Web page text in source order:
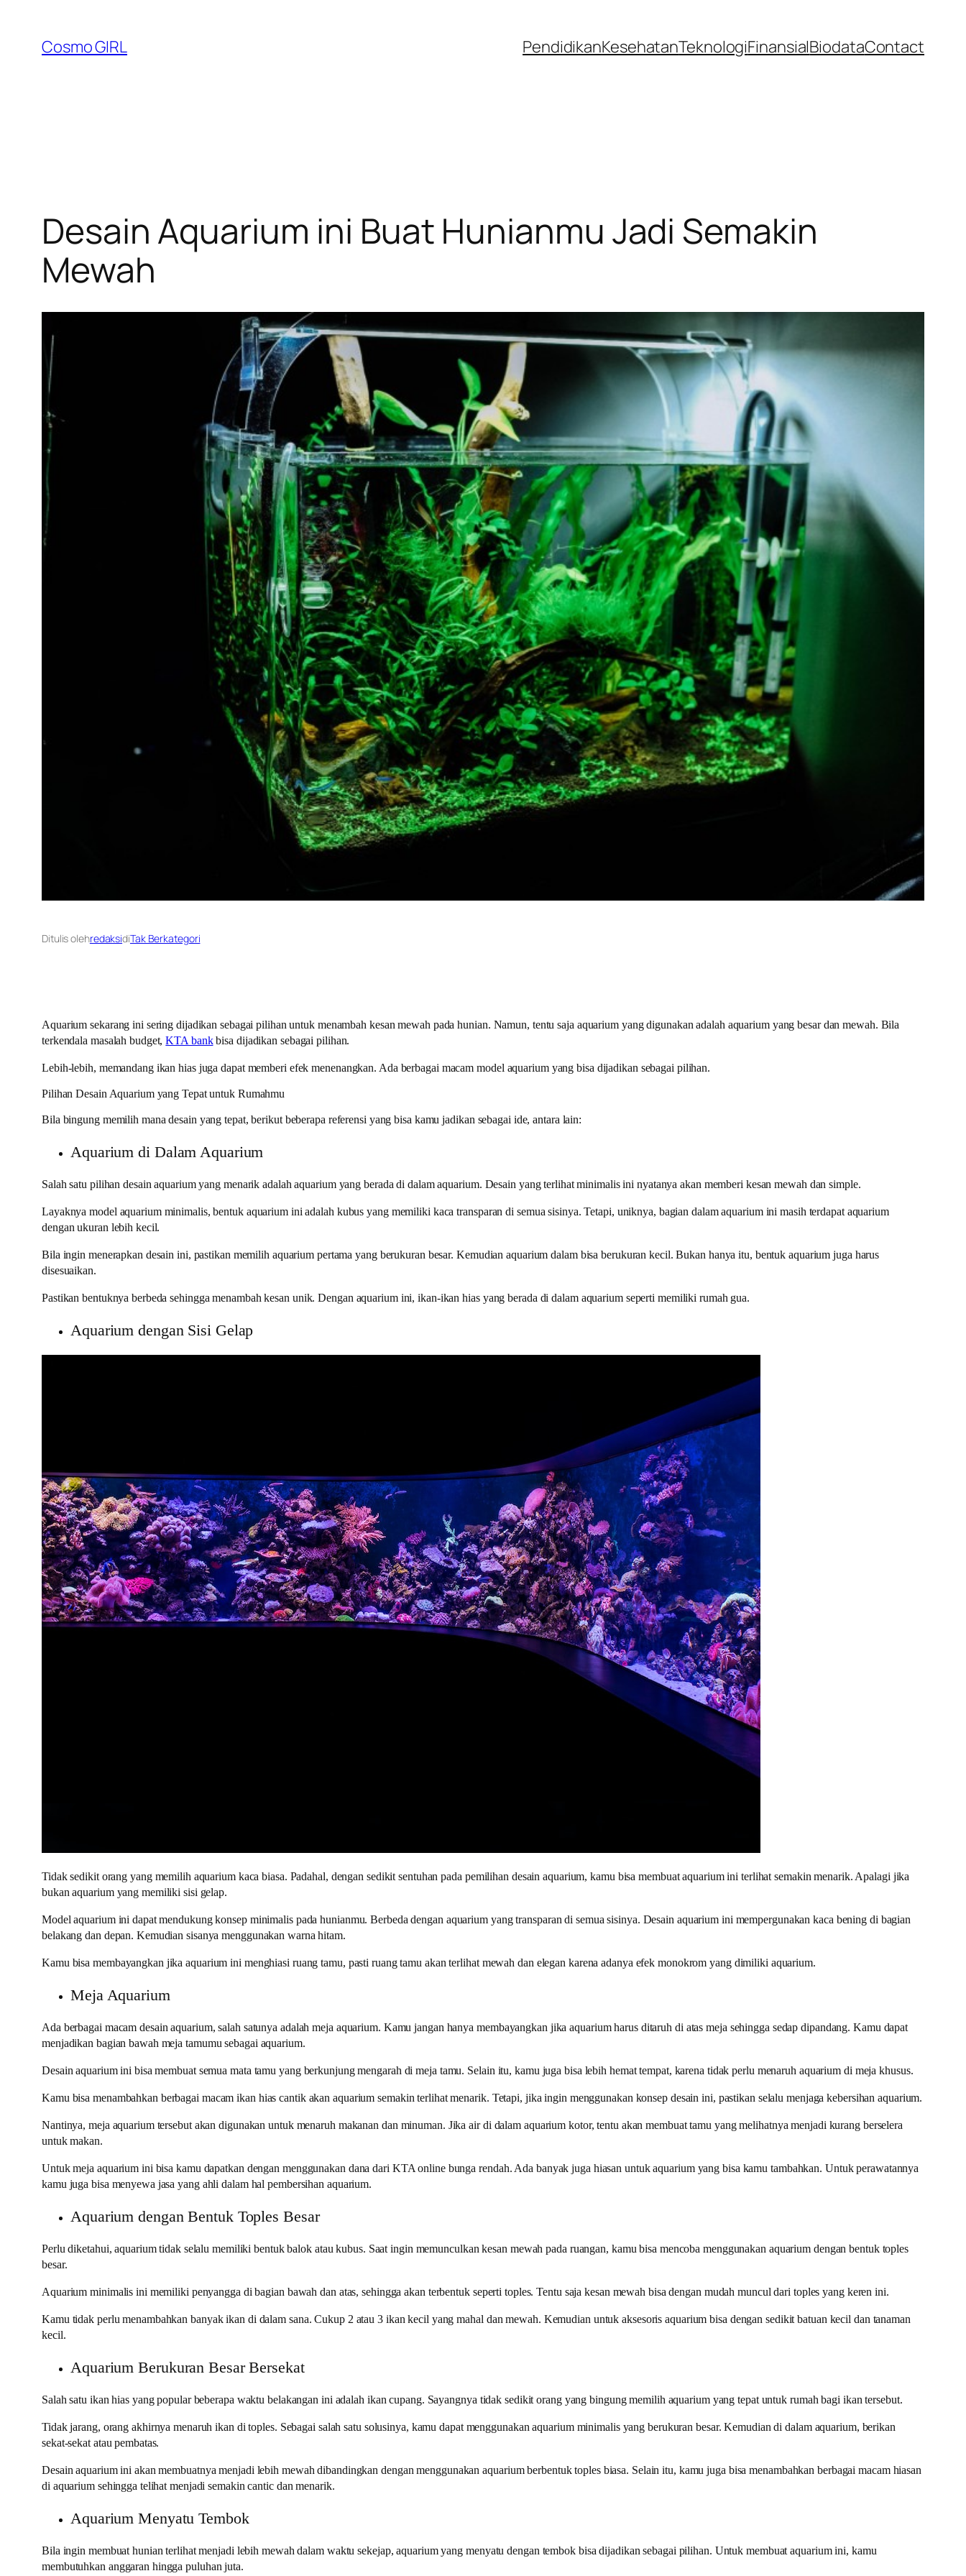
konten
Cosmo GIRL PendidikanKesehatanTeknologiFinansialBiodataContact
Desain Aquarium ini Buat Hunianmu Jadi Semakin
Mewah
Ditulis olehredaksidiTak Berkategori
Aquarium sekarang ini sering dijadikan sebagai pilihan untuk menambah kesan mewah pada hunian. Namun, tentu saja aquarium yang digunakan adalah aquarium yang besar dan mewah. Bila
terkendala masalah budget,KTA bankbisa dijadikan sebagai pilihan.
Lebih-lebih, memandang ikan hias juga dapat memberi efek menenangkan. Ada berbagai macam model aquarium yang bisa dijadikan sebagai pilihan.
Pilihan Desain Aquarium yang Tepat untuk Rumahmu
Bila bingung memilih mana desain yang tepat, berikut beberapa referensi yang bisa kamu jadikan sebagai ide, antara lain:
Aquarium di Dalam Aquarium
Salah satu pilihan desain aquarium yang menarik adalah aquarium yang berada di dalam aquarium. Desain yang terlihat minimalis ini nyatanya akan memberi kesan mewah dan simple.
Layaknya model aquarium minimalis, bentuk aquarium ini adalah kubus yang memiliki kaca transparan di semua sisinya. Tetapi, uniknya, bagian dalam aquarium ini masih terdapat aquarium
dengan ukuran lebih kecil.
Bila ingin menerapkan desain ini, pastikan memilih aquarium pertama yang berukuran besar. Kemudian aquarium dalam bisa berukuran kecil. Bukan hanya itu, bentuk aquarium juga harus
disesuaikan.
Pastikan bentuknya berbeda sehingga menambah kesan unik. Dengan aquarium ini, ikan-ikan hias yang berada di dalam aquarium seperti memiliki rumah gua.
Aquarium dengan Sisi Gelap
Tidak sedikit orang yang memilih aquarium kaca biasa. Padahal, dengan sedikit sentuhan pada pemilihan desain aquarium, kamu bisa membuat aquarium ini terlihat semakin menarik. Apalagi jika
bukan aquarium yang memiliki sisi gelap.
Model aquarium ini dapat mendukung konsep minimalis pada hunianmu. Berbeda dengan aquarium yang transparan di semua sisinya. Desain aquarium ini mempergunakan kaca bening di bagian
belakang dan depan. Kemudian sisanya menggunakan warna hitam.
Kamu bisa membayangkan jika aquarium ini menghiasi ruang tamu, pasti ruang tamu akan terlihat mewah dan elegan karena adanya efek monokrom yang dimiliki aquarium.
Meja Aquarium
Ada berbagai macam desain aquarium, salah satunya adalah meja aquarium. Kamu jangan hanya membayangkan jika aquarium harus ditaruh di atas meja sehingga sedap dipandang. Kamu dapat
menjadikan bagian bawah meja tamumu sebagai aquarium.
Desain aquarium ini bisa membuat semua mata tamu yang berkunjung mengarah di meja tamu. Selain itu, kamu juga bisa lebih hemat tempat, karena tidak perlu menaruh aquarium di meja khusus.
Kamu bisa menambahkan berbagai macam ikan hias cantik akan aquarium semakin terlihat menarik. Tetapi, jika ingin menggunakan konsep desain ini, pastikan selalu menjaga kebersihan aquarium.
Nantinya, meja aquarium tersebut akan digunakan untuk menaruh makanan dan minuman. Jika air di dalam aquarium kotor, tentu akan membuat tamu yang melihatnya menjadi kurang berselera
untuk makan.
Untuk meja aquarium ini bisa kamu dapatkan dengan menggunakan dana dari KTA online bunga rendah. Ada banyak juga hiasan untuk aquarium yang bisa kamu tambahkan. Untuk perawatannya
kamu juga bisa menyewa jasa yang ahli dalam hal pembersihan aquarium.
Aquarium dengan Bentuk Toples Besar
Perlu diketahui, aquarium tidak selalu memiliki bentuk balok atau kubus. Saat ingin memunculkan kesan mewah pada ruangan, kamu bisa mencoba menggunakan aquarium dengan bentuk toples
besar.
Aquarium minimalis ini memiliki penyangga di bagian bawah dan atas, sehingga akan terbentuk seperti toples. Tentu saja kesan mewah bisa dengan mudah muncul dari toples yang keren ini.
Kamu tidak perlu menambahkan banyak ikan di dalam sana. Cukup 2 atau 3 ikan kecil yang mahal dan mewah. Kemudian untuk aksesoris aquarium bisa dengan sedikit batuan kecil dan tanaman
kecil.
Aquarium Berukuran Besar Bersekat
Salah satu ikan hias yang popular beberapa waktu belakangan ini adalah ikan cupang. Sayangnya tidak sedikit orang yang bingung memilih aquarium yang tepat untuk rumah bagi ikan tersebut.
Tidak jarang, orang akhirnya menaruh ikan di toples. Sebagai salah satu solusinya, kamu dapat menggunakan aquarium minimalis yang berukuran besar. Kemudian di dalam aquarium, berikan
sekat-sekat atau pembatas.
Desain aquarium ini akan membuatnya menjadi lebih mewah dibandingkan dengan menggunakan aquarium berbentuk toples biasa. Selain itu, kamu juga bisa menambahkan berbagai macam hiasan
di aquarium sehingga telihat menjadi semakin cantic dan menarik.
Aquarium Menyatu Tembok
Bila ingin membuat hunian terlihat menjadi lebih mewah dalam waktu sekejap, aquarium yang menyatu dengan tembok bisa dijadikan sebagai pilihan. Untuk membuat aquarium ini, kamu
membutuhkan anggaran hingga puluhan juta.